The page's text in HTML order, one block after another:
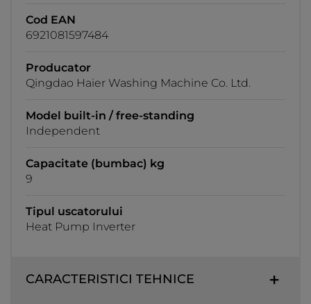
Cod EAN
6921081597484
Producator
Qingdao Haier Washing Machine Co. Ltd.
Model built-in / free-standing
Independent
Capacitate (bumbac) kg
9
Tipul uscatorului
Heat Pump Inverter
CARACTERISTICI TEHNICE